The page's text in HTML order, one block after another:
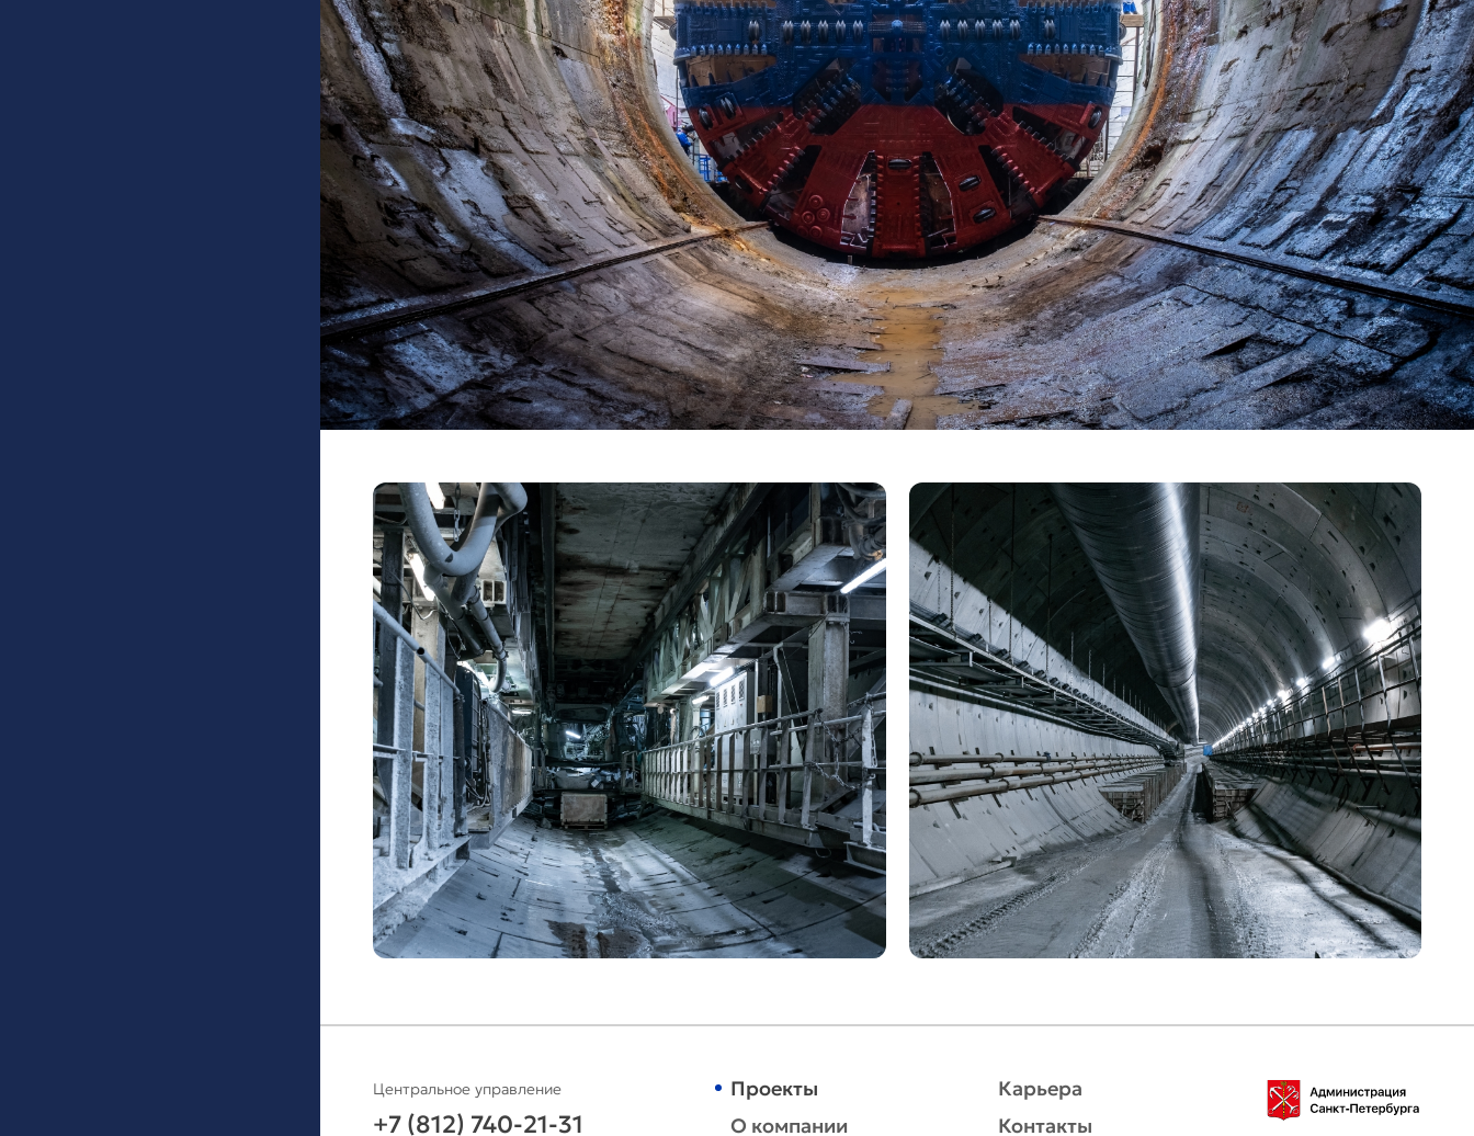
Центральное управление
+7 (812) 740-21-31
Проекты
О компании
Карьера
Контакты